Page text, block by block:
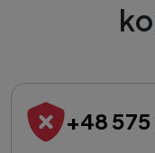
+48